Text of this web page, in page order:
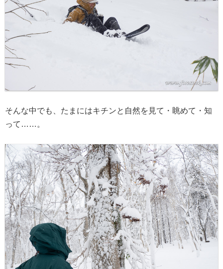
そんな中でも、たまにはキチンと自然を見て・眺めて・知
って……。